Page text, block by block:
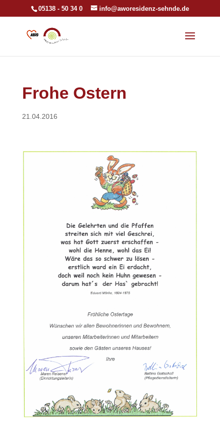
05138 - 50 34 0 info@aworesidenz-sehnde.de
Frohe Ostern
21.04.2016